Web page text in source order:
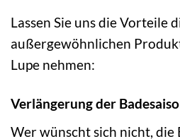
Lassen Sie uns die Vorteile
außergewöhnlichen
Lupe nehmen:
Verlängerung der
Wer wünscht sich nicht, die